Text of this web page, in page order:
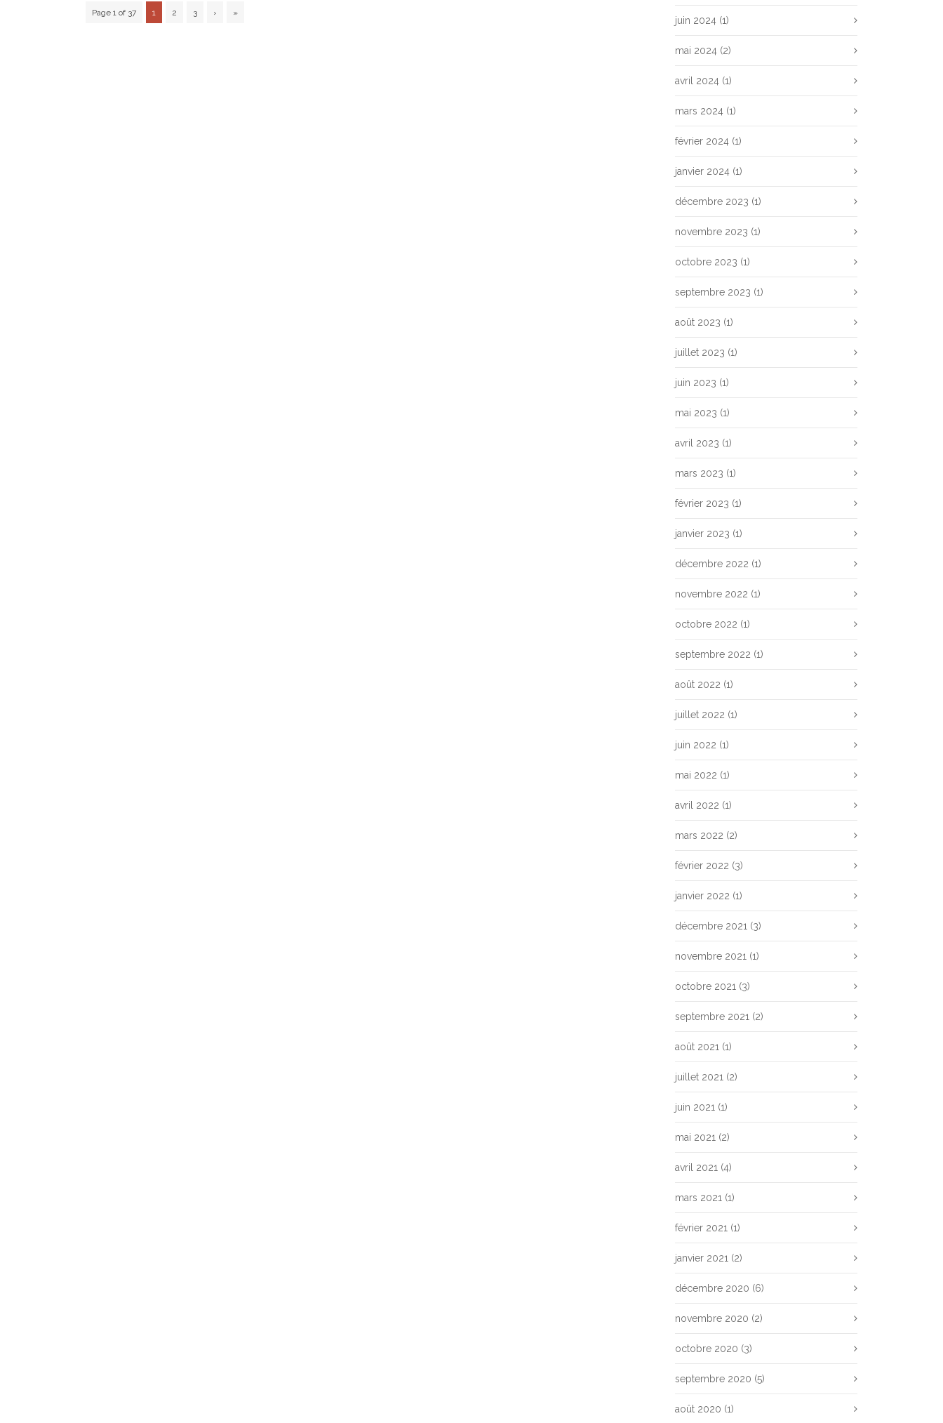
Page 1 of 37 1 2 3 › »
juin 2024 (1)
mai 2024 (2)
avril 2024 (1)
mars 2024 (1)
février 2024 (1)
janvier 2024 (1)
décembre 2023 (1)
novembre 2023 (1)
octobre 2023 (1)
septembre 2023 (1)
août 2023 (1)
juillet 2023 (1)
juin 2023 (1)
mai 2023 (1)
avril 2023 (1)
mars 2023 (1)
février 2023 (1)
janvier 2023 (1)
décembre 2022 (1)
novembre 2022 (1)
octobre 2022 (1)
septembre 2022 (1)
août 2022 (1)
juillet 2022 (1)
juin 2022 (1)
mai 2022 (1)
avril 2022 (1)
mars 2022 (2)
février 2022 (3)
janvier 2022 (1)
décembre 2021 (3)
novembre 2021 (1)
octobre 2021 (3)
septembre 2021 (2)
août 2021 (1)
juillet 2021 (2)
juin 2021 (1)
mai 2021 (2)
avril 2021 (4)
mars 2021 (1)
février 2021 (1)
janvier 2021 (2)
décembre 2020 (6)
novembre 2020 (2)
octobre 2020 (3)
septembre 2020 (5)
août 2020 (1)